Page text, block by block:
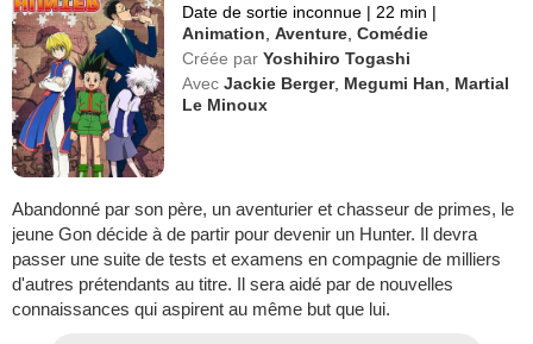
Date de sortie inconnue | 22 min |
Animation ,Aventure ,Comédie
Créée par Yoshihiro Togashi
Avec Jackie Berger, Megumi Han
Martial
Le Minoux
Abandonné par son père, un aventurier et chasseur de primes, le
jeune Gon décide à de partir pour devenir un Hunter. Il devra
passer une suite de tests et examens en compagnie de milliers
d'autres prétendants au titre. Il sera aidé par de nouvelles
connaissances qui aspirent au même but que lui.